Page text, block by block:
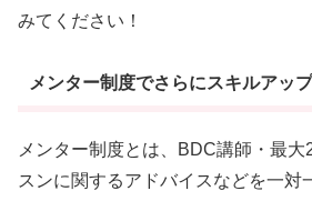
みてください！
メンター制度でさらにスキルアップ
メンター制度とは、BDC講師・最
スンに関するアドバイスなどを一対